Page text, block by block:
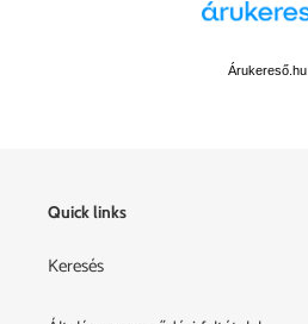
Árukereső.hu
Quick links
Keresés